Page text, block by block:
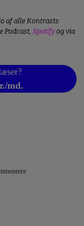
af alle Kontrasts
Podcast, Spotifyog via
md.